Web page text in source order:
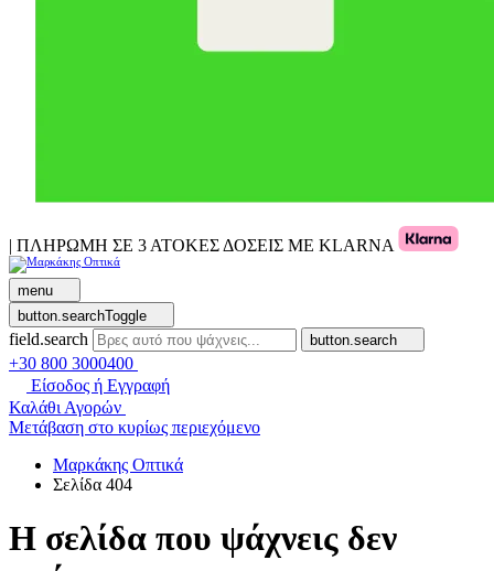
| ΠΛΗΡΩΜΗ ΣΕ 3 ΑΤΟΚΕΣ ΔΟΣΕΙΣ ΜΕ KLARNA
menu
button.searchToggle
field.search button.search
+30 800 3000400
Είσοδος ή Εγγραφή
Καλάθι Αγορών
Μετάβαση στο κυρίως περιεχόμενο
Μαρκάκης Οπτικά
Σελίδα 404
Η σελίδα που ψάχνεις δεν